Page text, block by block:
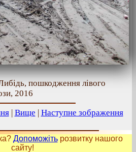
пошкодження лівого
2016
| Вище | Наступне зображення
Допоможітьрозвитку нашого
сайту!